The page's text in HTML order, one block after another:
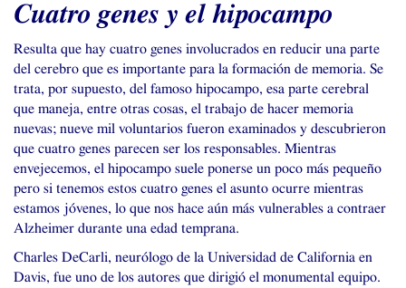
Cuatro genes y el hipocampo
Resulta que hay cuatro genes involucrados en reducir una parte
del cerebro que es importante para la formación de memoria. Se
trata, por supuesto, del famoso hipocampo, esa parte cerebral
que maneja, entre otras cosas, el trabajo de hacer memoria
nuevas; nueve mil voluntarios fueron examinados y descubrieron
que cuatro genes parecen ser los responsables. Mientras
envejecemos, el hipocampo suele ponerse un poco más pequeño
pero si tenemos estos cuatro genes el asunto ocurre mientras
estamos jóvenes, lo que nos hace aún más vulnerables a contraer
Alzheimer durante una edad temprana.
Charles DeCarli, neurólogo de la Universidad de California en
Davis, fue uno de los autores que dirigió el monumental equipo.